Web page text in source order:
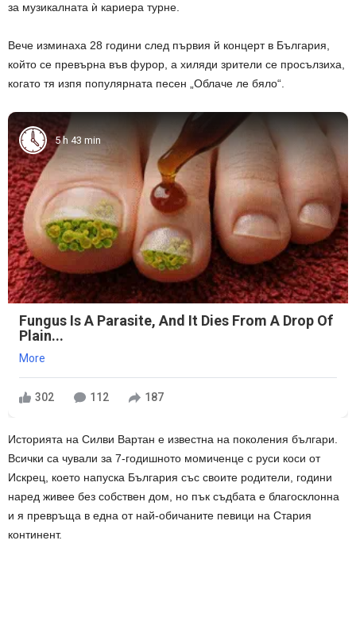
за музикалната ѝ кариера турне.
Вече изминаха 28 години след първия й концерт в България,
който се превърна във фурор, а хиляди зрители се просълзиха,
когато тя изпя популярната песен „Облаче ле бяло“.
5 h 43 min
Fungus Is A Parasite, And It Dies From A Drop Of
Plain...
More
302 112 187
Историята на Силви Вартан е известна на поколения българи.
Всички са чували за 7-годишното момиченце с руси коси от
Искрец, което напуска България със своите родители, години
наред живее без собствен дом, но пък съдбата е благосклонна
и я превръща в една от най-обичаните певици на Стария
континент.